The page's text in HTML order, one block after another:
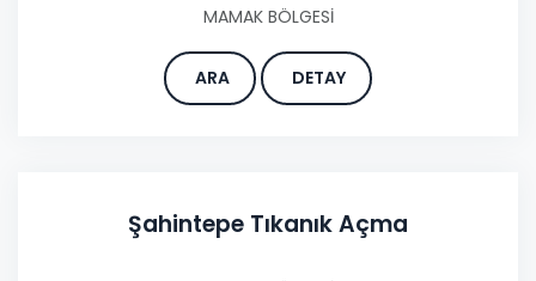
MAMAK BÖLGESİ
ARA DETAY
Şahintepe Tıkanık Açma